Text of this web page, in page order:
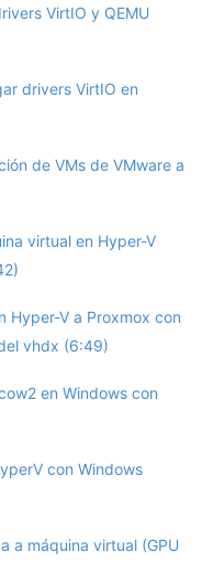
VirtIO y QEMU
drivers VirtIO en
de VMs de VMware a
virtual en Hyper-V
Hyper-V a Proxmox con
vhdx (6:49)
en Windows con
con Windows
a máquina virtual (GPU